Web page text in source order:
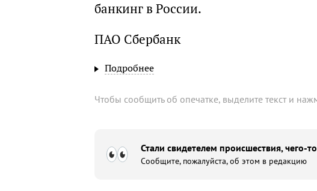
банкинг в России.
ПАО Сбербанк
Подробнее
Чтобы сообщить об опечатке, выделите текст и
Стали свидетелем происшествия, чего-
Сообщите, пожалуйста, об этом в редакцию